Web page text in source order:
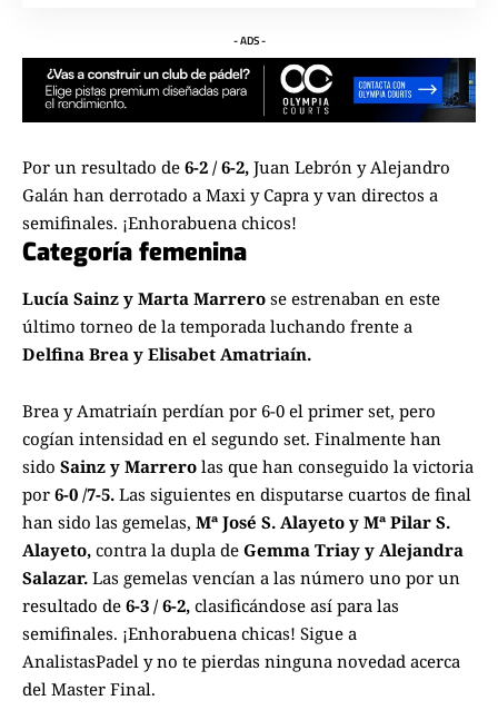
- ADS -
Por un resultado de 6-2 / 6-2, Juan Lebrón y Alejandro
Galán han derrotado a Maxi y Capra y van directos a
semifinales. ¡Enhorabuena chicos!
Categoría femenina
Lucía Sainz y Marta Marrero se estrenaban en este
último torneo de la temporada luchando frente a
Delfina Brea y Elisabet Amatriaín.
Brea y Amatriaín perdían por 6-0 el primer set, pero
cogían intensidad en el segundo set. Finalmente han
sido Sainz y Marrero las que han conseguido la victoria
por 6-0 /7-5. Las siguientes en disputarse cuartos de final
han sido las gemelas, Mª José S. Alayeto y Mª Pilar S.
Alayeto, contra la dupla de Gemma Triay y Alejandra
Salazar. Las gemelas vencían a las número uno por un
resultado de 6-3 / 6-2, clasificándose así para las
semifinales. ¡Enhorabuena chicas! Sigue a
AnalistasPadel y no te pierdas ninguna novedad acerca
del Master Final.